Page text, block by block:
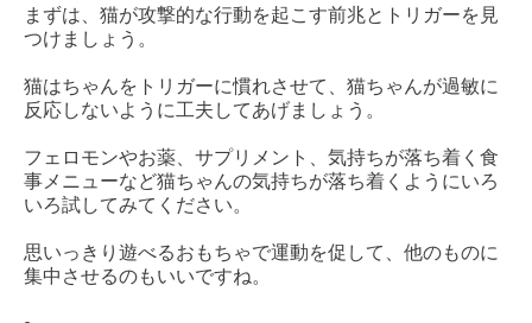
まずは、猫が攻撃的な行動を起こす前兆とトリガーを見
つけましょう。
猫はちゃんをトリガーに慣れさせて、猫ちゃんが過敏に
反応しないように工夫してあげましょう。
フェロモンやお薬、サプリメント、気持ちが落ち着く食
事メニューなど猫ちゃんの気持ちが落ち着くようにいろ
いろ試してみてください。
思いっきり遊べるおもちゃで運動を促して、他のものに
集中させるのもいいですね。